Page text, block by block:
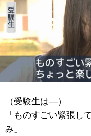
（受験生は―）
「ものすごい緊張し
み」